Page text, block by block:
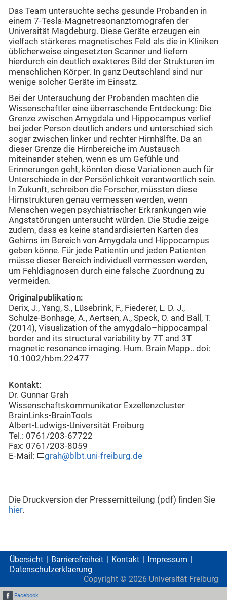
Das Team untersuchte sechs gesunde Probanden in
einem 7-Tesla-Magnetresonanztomografen der
Universität Magdeburg. Diese Geräte erzeugen ein
vielfach stärkeres magnetisches Feld als die in Kliniken
üblicherweise eingesetzten Scanner und liefern
hierdurch ein deutlich exakteres Bild der Strukturen im
menschlichen Körper. In ganz Deutschland sind nur
wenige solcher Geräte im Einsatz.
Bei der Untersuchung der Probanden machten die
Wissenschaftler eine überraschende Entdeckung: Die
Grenze zwischen Amygdala und Hippocampus verlief
bei jeder Person deutlich anders und unterschied sich
sogar zwischen linker und rechter Hirnhälfte. Da an
dieser Grenze die Hirnbereiche im Austausch
miteinander stehen, wenn es um Gefühle und
Erinnerungen geht, könnten diese Variationen auch für
Unterschiede in der Persönlichkeit verantwortlich sein.
In Zukunft, schreiben die Forscher, müssten diese
Hirnstrukturen genau vermessen werden, wenn
Menschen wegen psychiatrischer Erkrankungen wie
Angststörungen untersucht würden. Die Studie zeige
zudem, dass es keine standardisierten Karten des
Gehirns im Bereich von Amygdala und Hippocampus
geben könne. Für jede Patientin und jeden Patienten
müsse dieser Bereich individuell vermessen werden,
um Fehldiagnosen durch eine falsche Zuordnung zu
vermeiden.
Originalpublikation:
Derix, J., Yang, S., Lüsebrink, F., Fiederer, L. D. J.,
Schulze-Bonhage, A., Aertsen, A., Speck, O. and Ball, T.
(2014), Visualization of the amygdalo–hippocampal
border and its structural variability by 7T and 3T
magnetic resonance imaging. Hum. Brain Mapp.. doi:
10.1002/hbm.22477
Kontakt:
Dr. Gunnar Grah
Wissenschaftskommunikator Exzellenzcluster
BrainLinks-BrainTools
Albert-Ludwigs-Universität Freiburg
Tel.: 0761/203-67722
Fax: 0761/203-8059
E-Mail:
grah@blbt.uni-freiburg.de
Die Druckversion der Pressemitteilung (pdf) finden Sie
hier.
Übersicht Barrierefreiheit Kontakt
Impressum
Datenschutzerklaerung
Copyright © 2026 Universität Freiburg
Facebook